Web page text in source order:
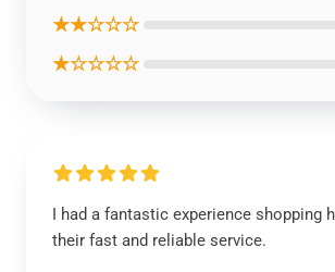
★★☆☆☆
★☆☆☆☆
I had a fantastic experience shopping
their fast and reliable service.